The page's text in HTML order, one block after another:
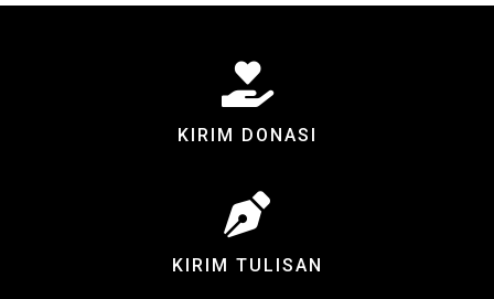
KIRIM DONASI
KIRIM TULISAN